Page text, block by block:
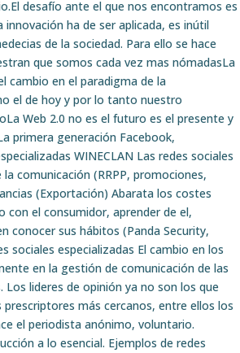
desafío ante el que nos encontramos es
ha de ser aplicada, es inútil
de la sociedad. Para ello se hace
que somos cada vez mas nómadasLa
cambio en el paradigma de la
el de hoy y por lo tanto nuestro
Web 2.0 no es el futuro es el presente y
primera generación Facebook,
WINECLAN Las redes sociales
comunicación (RRPP, promociones,
(Exportación) Abarata los costes
el consumidor, aprender de el,
conocer sus hábitos (Panda Security,
sociales especializadas El cambio en los
en la gestión de comunicación de las
lideres de opinión ya no son los que
más cercanos, entre ellos los
el periodista anónimo, voluntario.
a lo esencial. Ejemplos de redes